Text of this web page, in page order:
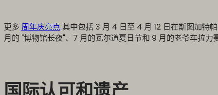
更多 周年庆亮点 其中包括 3 月 4 日至 4 月 12 日在斯图加
月的 "博物馆长夜"、7 月的瓦尔道夏日节和 9 月的老爷车拉力